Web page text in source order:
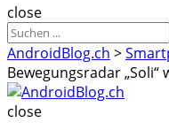
Suche
close
Sucheergebnisse
für
AndroidBlog.ch >
Bewegungsradar
close